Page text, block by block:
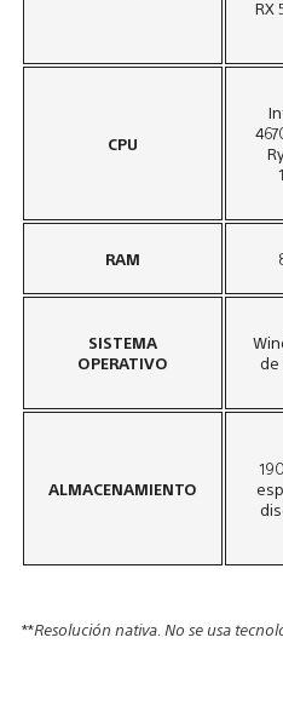
RX
CPU
RAM
SISTEMA
OPERATIVO
de
ALMACENAMIENTO
**Resolución nativa. No se usa